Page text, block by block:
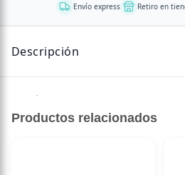
Envío express Retiro en
Descripción
Colágeno hidrolizado Premium
y D
Productos relacionados